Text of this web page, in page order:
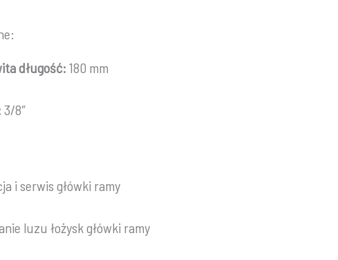
długość: 180 mm
3/8″
i serwis główki ramy
luzu łożysk główki ramy